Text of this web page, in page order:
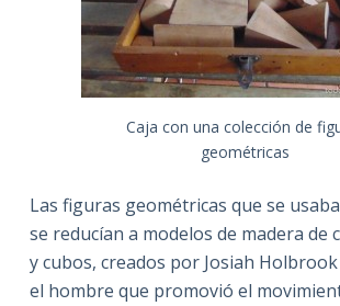
Caja con una colección de
geométricas
Las figuras geométricas que se
se reducían a modelos de madera de
y cubos, creados por Josiah Holbrook
el hombre que promovió el